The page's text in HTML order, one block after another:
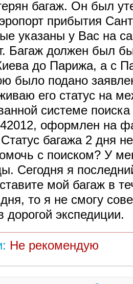
багаж. Он был
прибытия
указаны у Вас на
Багаж должен был
до Парижа, а с
было подано
его статус на
системе
оформлен на
багажа 2 дня
с поиском? У
Сегодня я
мой багаж в
то я не смогу
дорогой экспедиции.
Не рекомендую